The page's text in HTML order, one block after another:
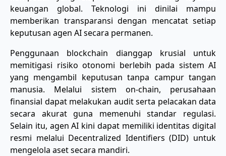
keuangan global. Teknologi ini dinilai mampu
memberikan transparansi dengan mencatat setiap
keputusan agen AI secara permanen.
​Penggunaan blockchain dianggap krusial untuk
memitigasi risiko otonomi berlebih pada sistem AI
yang mengambil keputusan tanpa campur tangan
manusia. Melalui sistem on-chain, perusahaan
finansial dapat melakukan audit serta pelacakan data
secara akurat guna memenuhi standar regulasi.
Selain itu, agen AI kini dapat memiliki identitas digital
resmi melalui Decentralized Identifiers (DID) untuk
mengelola aset secara mandiri.